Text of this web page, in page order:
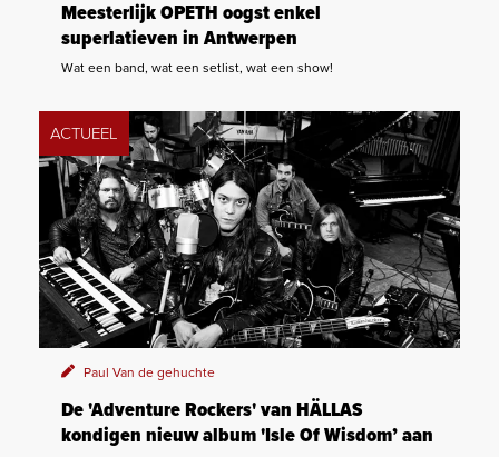
Meesterlijk OPETH oogst enkel
superlatieven in Antwerpen
Wat een band, wat een setlist, wat een show!
ACTUEEL
Paul Van de gehuchte
De 'Adventure Rockers' van HÄLLAS
kondigen nieuw album 'Isle Of Wisdom’ aan